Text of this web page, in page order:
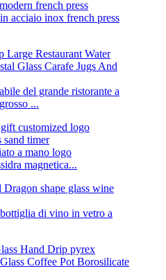
acciaio inox french press
del grande ristorante a
...
a mano logo
magnetica...
di vino in vetro a